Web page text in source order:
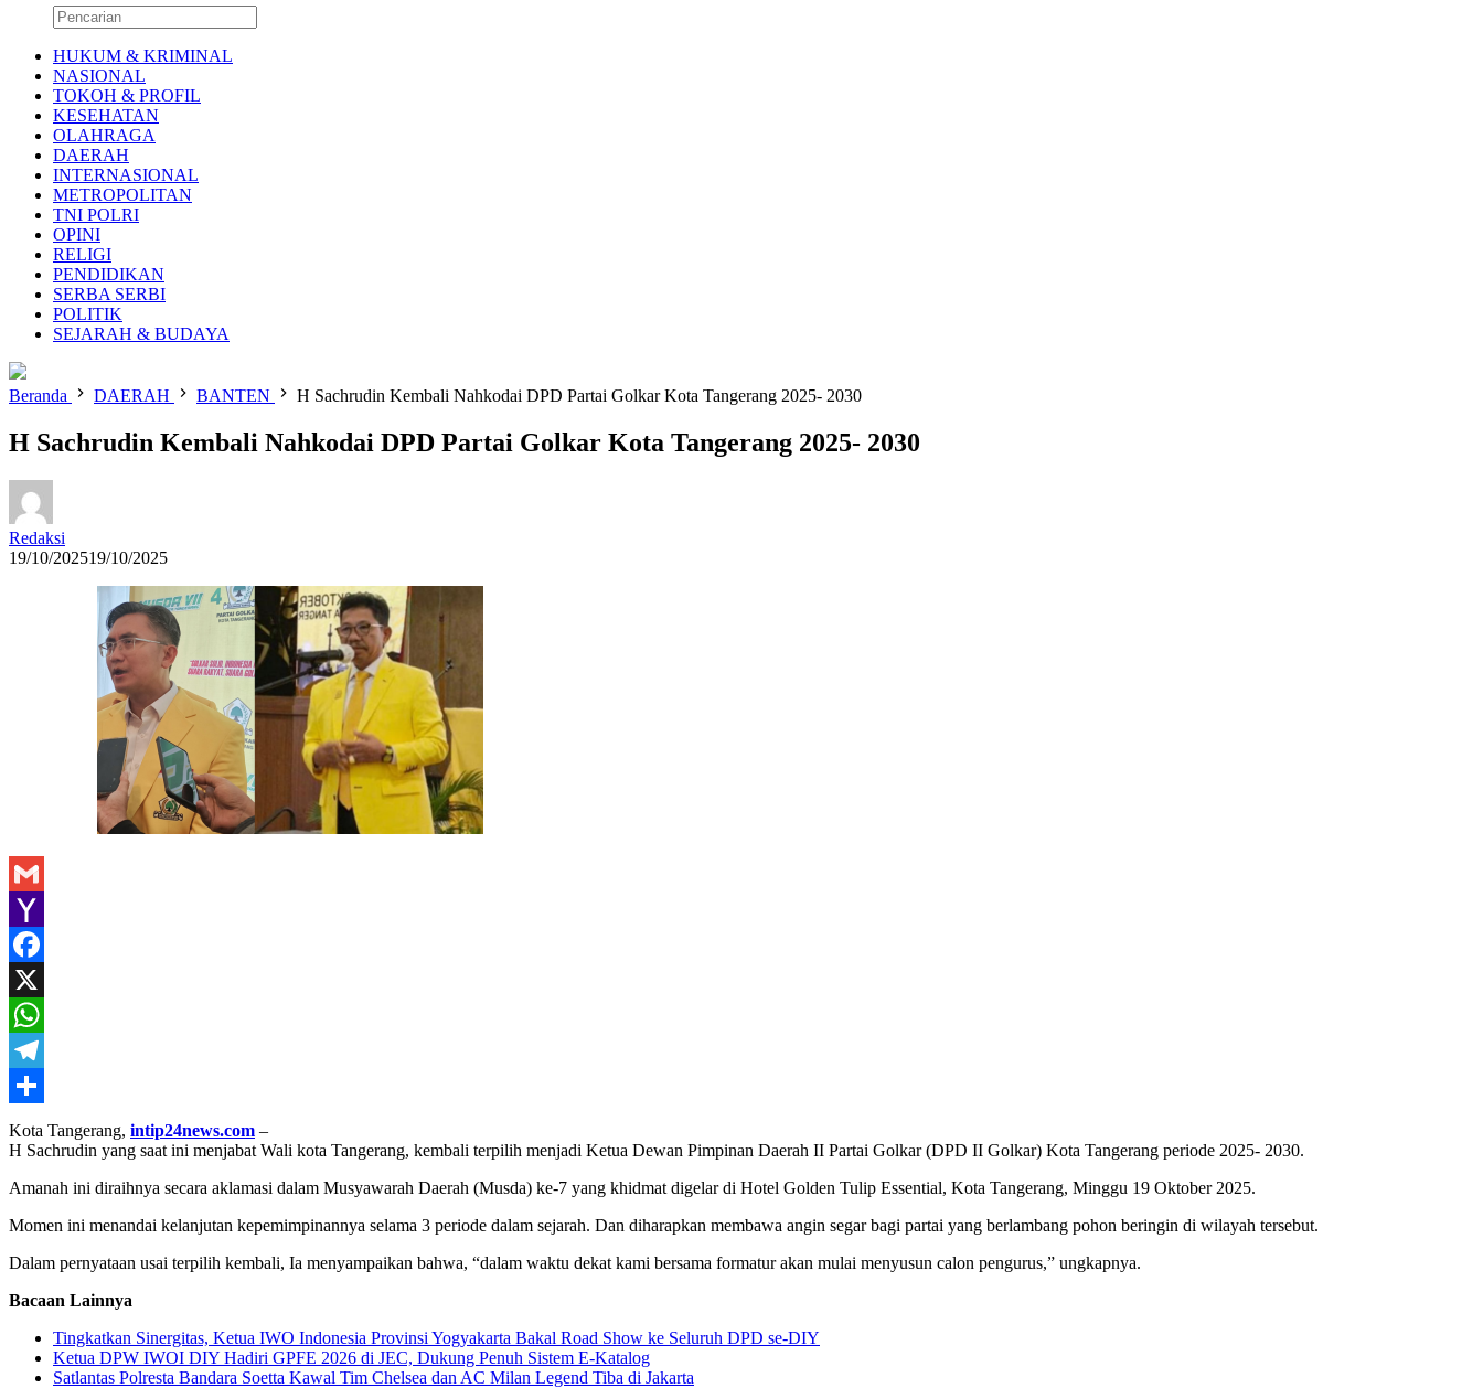
HUKUM & KRIMINAL
NASIONAL
TOKOH & PROFIL
KESEHATAN
OLAHRAGA
DAERAH
INTERNASIONAL
METROPOLITAN
TNI POLRI
OPINI
RELIGI
PENDIDIKAN
SERBA SERBI
POLITIK
SEJARAH & BUDAYA
Beranda DAERAH BANTEN H Sachrudin Kembali Nahkodai DPD Partai Golkar Kota Tangerang 2025- 2030
H Sachrudin Kembali Nahkodai DPD Partai Golkar Kota Tangerang 2025- 2030
Redaksi
19/10/202519/10/2025
Gmail
Yahoo
Mail
Facebook
X
WhatsApp
Telegram
Share
Kota Tangerang, intip24news.com –
H Sachrudin yang saat ini menjabat Wali kota Tangerang, kembali terpilih menjadi Ketua Dewan Pimpinan Daerah II Partai Golkar (DPD II Golkar) Kota Tangerang periode 2025- 2030.
Amanah ini diraihnya secara aklamasi dalam Musyawarah Daerah (Musda) ke-7 yang khidmat digelar di Hotel Golden Tulip Essential, Kota Tangerang, Minggu 19 Oktober 2025.
Momen ini menandai kelanjutan kepemimpinannya selama 3 periode dalam sejarah. Dan diharapkan membawa angin segar bagi partai yang berlambang pohon beringin di wilayah tersebut.
Dalam pernyataan usai terpilih kembali, Ia menyampaikan bahwa, “dalam waktu dekat kami bersama formatur akan mulai menyusun calon pengurus,” ungkapnya.
Bacaan Lainnya
Tingkatkan Sinergitas, Ketua IWO Indonesia Provinsi Yogyakarta Bakal Road Show ke Seluruh DPD se-DIY
Ketua DPW IWOI DIY Hadiri GPFE 2026 di JEC, Dukung Penuh Sistem E-Katalog
Satlantas Polresta Bandara Soetta Kawal Tim Chelsea dan AC Milan Legend Tiba di Jakarta